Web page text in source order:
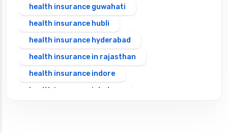
health insurance guwahati
health insurance hubli
health insurance hyderabad
health insurance in rajasthan
health insurance indore
health insurance jabalpur